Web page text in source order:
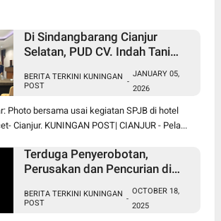
Di Sindangbarang Cianjur
Selatan, PUD CV. Indah Tani
Sesuai HET
BERITA TERKINI KUNINGAN
POST
-
JANUARY 05,
2026
Photo bersama usai kegiatan SPJB di hotel
Cianjur. KUNINGAN POST| CIANJUR - Pela...
Terduga Penyerobotan,
Perusakan dan Pencurian di
Bogor Dilaporkan ke Polisi
BERITA TERKINI KUNINGAN
POST
-
OCTOBER 18,
2025